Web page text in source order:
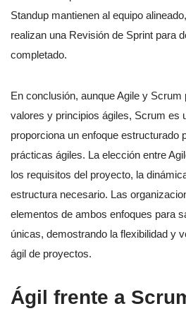
Standup mantienen al equipo
realizan una Revisión de Sprint para
completado.
En conclusión, aunque Agile y
valores y principios ágiles, Scrum es
proporciona un enfoque estructurado
prácticas ágiles. La elección entre
los requisitos del proyecto, la
estructura necesario. Las
elementos de ambos enfoques para
únicas, demostrando la flexibilidad y
ágil de proyectos.
Ágil frente a